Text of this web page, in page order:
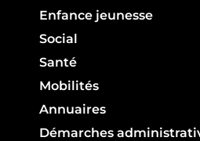
Enfance jeunesse
Social
Santé
Mobilités
Annuaires
Démarches